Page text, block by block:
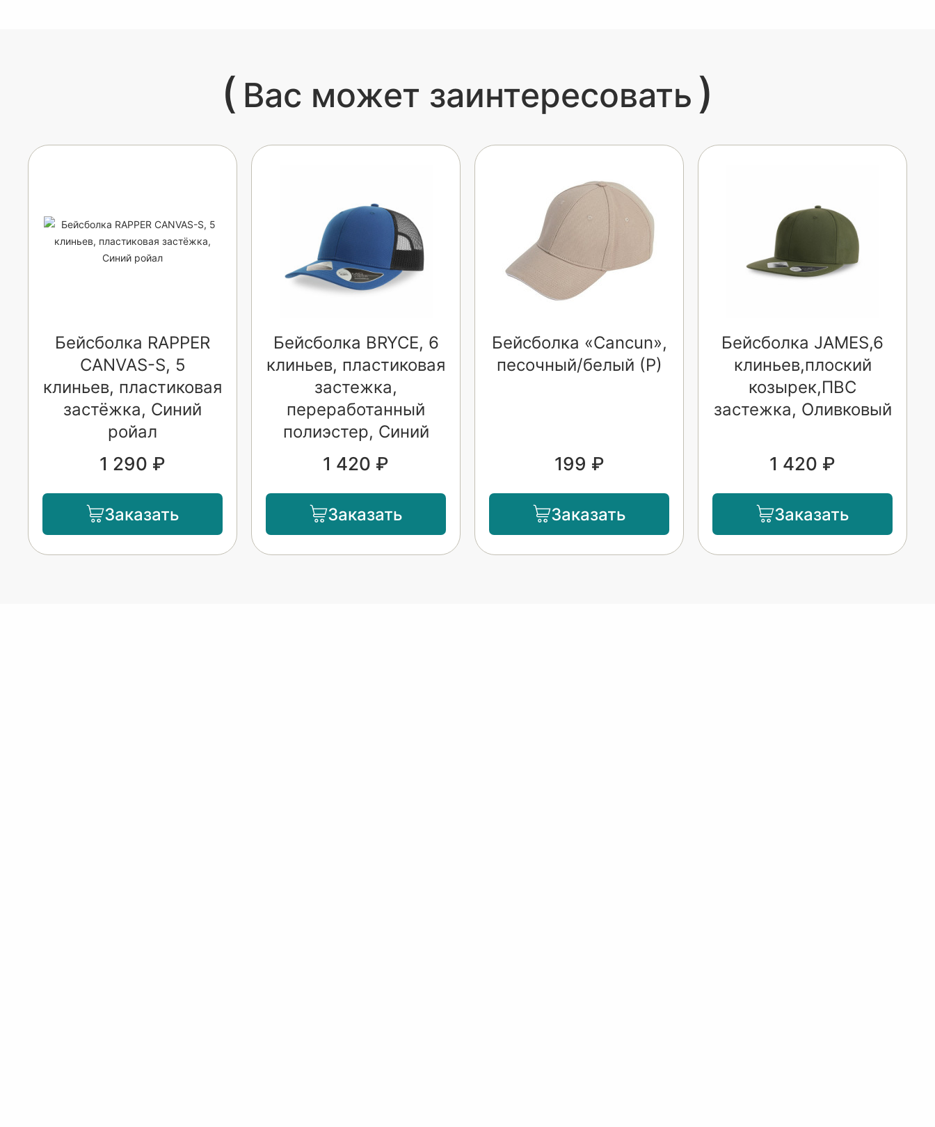
( Вас может заинтересовать )
Бейсболка RAPPER
CANVAS-S, 5
клиньев, пластиковая
застёжка, Синий
ройал
1 290 ₽
Заказать
Бейсболка BRYCE, 6
клиньев, пластиковая
застежка,
переработанный
полиэстер, Синий
1 420 ₽
Заказать
Бейсболка «Cancun»,
песочный/белый (Р)
199 ₽
Заказать
Бейсболка JAMES,6
клиньев,плоский
козырек,ПВС
застежка, Оливковый
1 420 ₽
Заказать